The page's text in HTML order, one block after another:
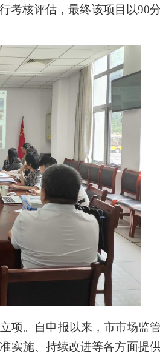
核评估，最终该项目以90
项。自申报以来，市市场监
实施、持续改进等各方面提